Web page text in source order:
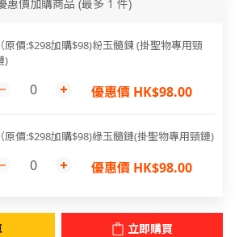
惠價加購商品 (最多 1 件)
（原價:$298加購$98)粉玉髓鍊 (掛聖物專用頸
)
優惠價 HK$98.00
（原價:$298加購$98)綠玉髓鏈(掛聖物專用頸鏈)
優惠價 HK$98.00
立即購買